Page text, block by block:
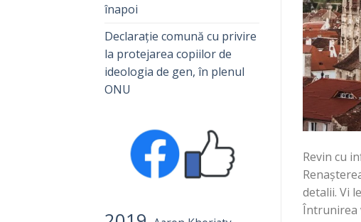
înapoi
Declarație comună cu privire
la protejarea copiilor de
ideologia de gen, în plenul
ONU
Revin cu
detalii. Vi
Întrunirea